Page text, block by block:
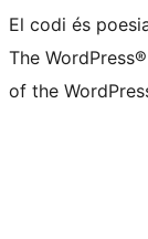
El codi és
The
of the